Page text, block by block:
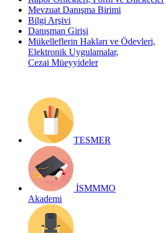
Mevzuat Danışma Birimi
Bilgi Arşivi
Danışman Girişi
Mükelleflerin Hakları ve Ödevleri,
Elektronik Uygulamalar,
Cezai Müeyyideler
TESMER
İSMMMO
Akademi